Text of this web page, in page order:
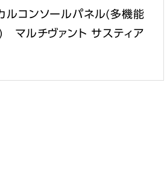
ルコンソールパネル(多機能
マルチヴァント サスティア